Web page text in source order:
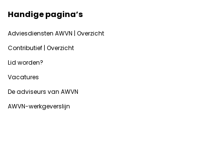
Handige pagina’s
Adviesdiensten AWVN | Overzicht
Contributief | Overzicht
Lid worden?
Vacatures
De adviseurs van AWVN
AWVN-werkgeverslijn